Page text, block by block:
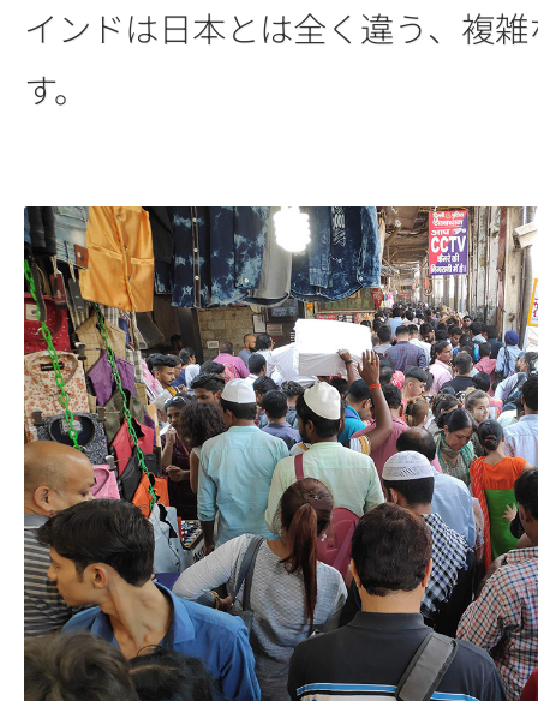
インドは日本とは全く違う、複
す。